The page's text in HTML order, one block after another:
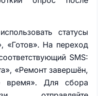
статусы
«Готов». На переход
SMS:
«Ремонт завершён,
время». Для сбора